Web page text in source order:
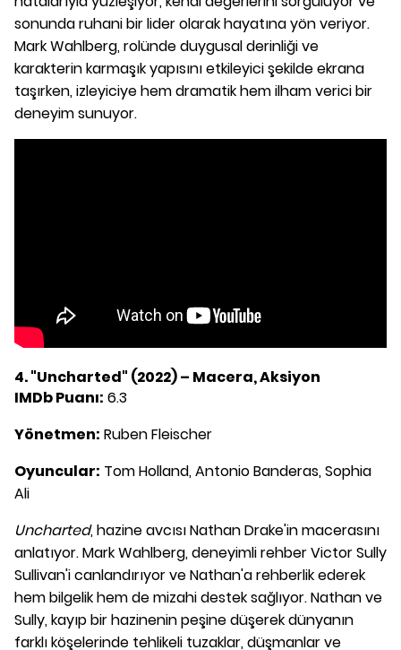
sonunda ruhani bir lider olarak hayatına yön veriyor.
Mark Wahlberg, rolünde duygusal derinliği ve
karakterin karmaşık yapısını etkileyici şekilde ekrana
taşırken, izleyiciye hem dramatik hem ilham verici bir
deneyim sunuyor.
4. "Uncharted" (2022) – Macera, Aksiyon
IMDb Puanı: 6.3
Yönetmen: Ruben Fleischer
Oyuncular: Tom Holland, Antonio Banderas, Sophia
Ali
Uncharted, hazine avcısı Nathan Drake'in macerasını
anlatıyor. Mark Wahlberg, deneyimli rehber Victor Sully
Sullivan'i canlandırıyor ve Nathan'a rehberlik ederek
hem bilgelik hem de mizahi destek sağlıyor. Nathan ve
Sully, kayıp bir hazinenin peşine düşerek dünyanın
farklı köşelerinde tehlikeli tuzaklar, düşmanlar ve